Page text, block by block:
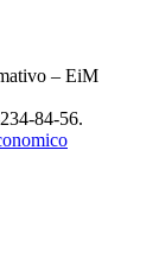
– EiM
84-56.